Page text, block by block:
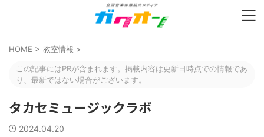
HOME > 教室情報 >
この記事にはPRが含まれます。掲載内容は更新日時点での情報であ
り、最新ではない場合がございます。
タカセミュージックラボ
2024.04.20